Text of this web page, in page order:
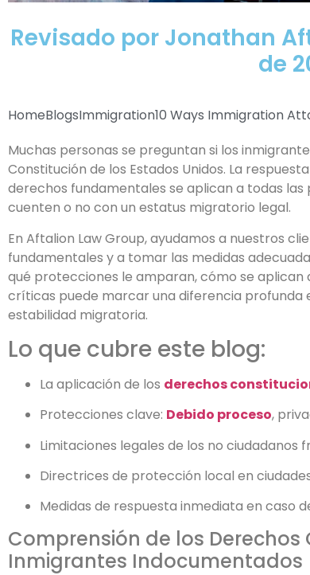
Revisado por Jonathan
de
HomeBlogsImmigration10 Ways Immigration
Muchas personas se preguntan si los
Constitución de los Estados Unidos. La
derechos fundamentales se aplican a todas
cuenten o no con un estatus migratorio legal.
En Aftalion Law Group, ayudamos a nuestros
fundamentales y a tomar las medidas
qué protecciones le amparan, cómo se
críticas puede marcar una diferencia profunda
estabilidad migratoria.
Lo que cubre este blog:
La aplicación de los derechos
Protecciones clave: Debido proceso,
Limitaciones legales de los no ciudadanos
Directrices de protección local en
Medidas de respuesta inmediata en caso
Comprensión de los
Inmigrantes Indocumentados